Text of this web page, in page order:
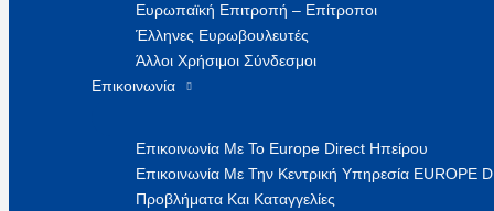
Ευρωπαϊκή Επιτροπή – Επίτροποι
Έλληνες Ευρωβουλευτές
Άλλοι Χρήσιμοι Σύνδεσμοι
Επικοινωνία
Επικοινωνία Με Το Europe Direct Ηπείρου
Επικοινωνία Με Την Κεντρική Υπηρεσία EUROPE
Προβλήματα Και Καταγγελίες